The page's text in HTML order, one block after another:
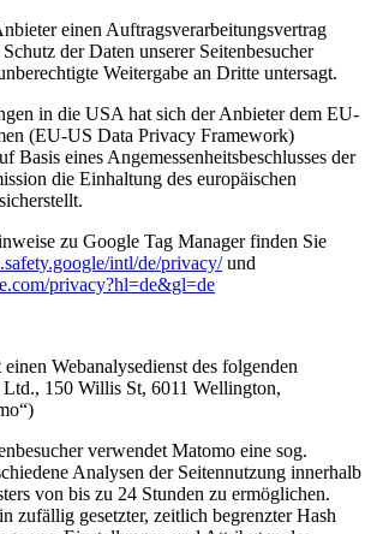
einen Auftragsverarbeitungsvertrag
der Daten unserer Seitenbesucher
Weitergabe an Dritte untersagt.
in die USA hat sich der Anbieter dem EU-
(EU-US Data Privacy Framework)
Basis eines Angemessenheitsbeschlusses der
die Einhaltung des europäischen
zu Google Tag Manager finden Sie
intl/de/privacy/und
privacy?hl=de&gl=de
Webanalysedienst des folgenden
150 Willis St, 6011 Wellington,
verwendet Matomo eine sog.
Analysen der Seitennutzung innerhalb
von bis zu 24 Stunden zu ermöglichen.
zufällig gesetzter, zeitlich begrenzter Hash